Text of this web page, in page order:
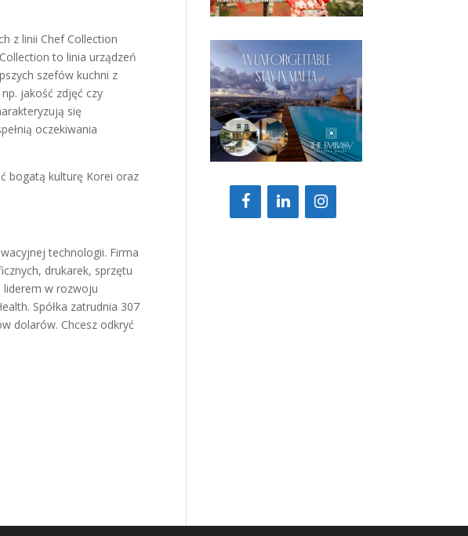
z linii Chef Collection
to linia urządzeń
szefów kuchni z
jakość zdjęć czy
się
oczekiwania
bogatą kulturę Korei oraz
technologii. Firma
drukarek, sprzętu
liderem w rozwoju
Spółka zatrudnia 307
dolarów. Chcesz odkryć